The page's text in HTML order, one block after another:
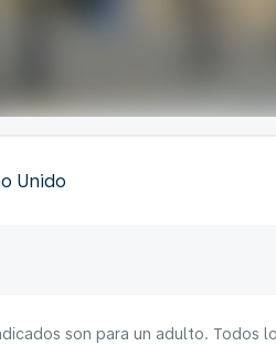
Unido
son para un adulto. Todos